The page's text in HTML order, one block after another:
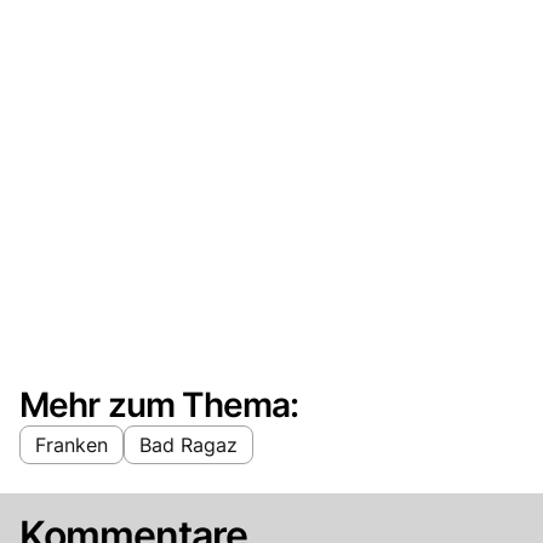
Mehr zum Thema:
Franken Bad Ragaz